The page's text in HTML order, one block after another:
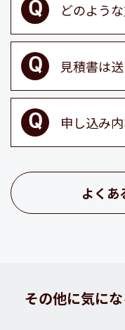
どのよう
見積書は送
申し込み
よくあ
その他に気に